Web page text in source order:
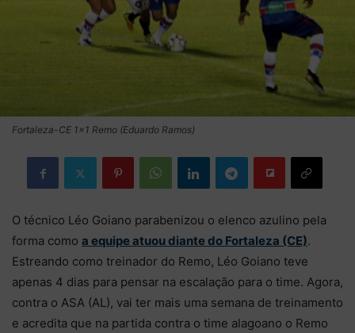
Fortaleza-CE 1x1 Remo (Eduardo Ramos)
O técnico Léo Goiano parabenizou o elenco azulino pela
forma como a equipe atuou diante do Fortaleza (CE).
Estreando como treinador do Remo, Léo Goiano teve
apenas 4 dias para pensar na escalação para o time. Agora,
contra o ASA (AL), vai ter mais uma semana de treinamento
e acredita que na partida contra o time alagoano o Remo